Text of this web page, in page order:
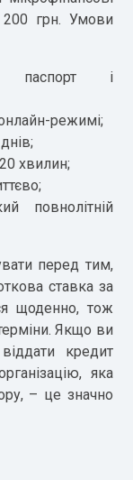
200 грн. Умови
паспорт і
режимі;
хвилин;
повнолітній
перед тим,
ставка за
щоденно, тож
Якщо ви
кредит
яка
– це значно